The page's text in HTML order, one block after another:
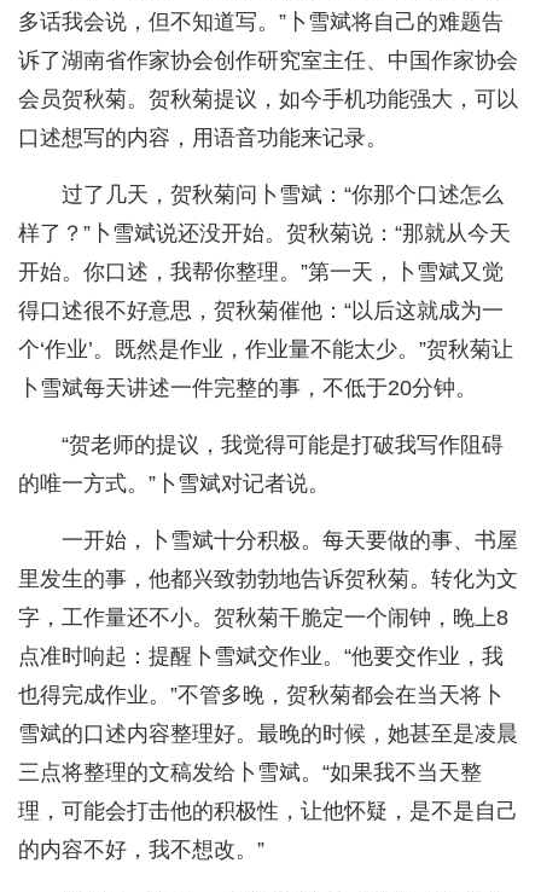
多话我会说，但不知道写。”卜雪斌将自己的难题告
诉了湖南省作家协会创作研究室主任、中国作家协会
会员贺秋菊。贺秋菊提议，如今手机功能强大，可以
口述想写的内容，用语音功能来记录。
过了几天，贺秋菊问卜雪斌：“你那个口述怎么
样了？”卜雪斌说还没开始。贺秋菊说：“那就从今天
开始。你口述，我帮你整理。”第一天，卜雪斌又觉
得口述很不好意思，贺秋菊催他：“以后这就成为一
个‘作业’。既然是作业，作业量不能太少。”贺秋菊让
卜雪斌每天讲述一件完整的事，不低于20分钟。
“贺老师的提议，我觉得可能是打破我写作阻碍
的唯一方式。”卜雪斌对记者说。
一开始，卜雪斌十分积极。每天要做的事、书屋
里发生的事，他都兴致勃勃地告诉贺秋菊。转化为文
字，工作量还不小。贺秋菊干脆定一个闹钟，晚上8
点准时响起：提醒卜雪斌交作业。“他要交作业，我
也得完成作业。”不管多晚，贺秋菊都会在当天将卜
雪斌的口述内容整理好。最晚的时候，她甚至是凌晨
三点将整理的文稿发给卜雪斌。“如果我不当天整
理，可能会打击他的积极性，让他怀疑，是不是自己
的内容不好，我不想改。”